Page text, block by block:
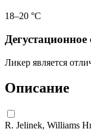
18–20 °С
Ликер является
Описание
R. Jelinek, Williams